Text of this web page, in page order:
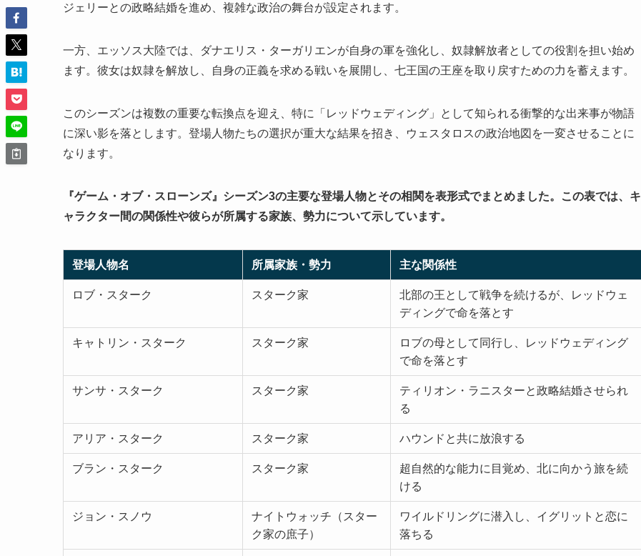
ジェリーとの政略結婚を進め、複雑な政治の舞台が設定されます。
一方、エッソス大陸では、ダナエリス・ターガリエンが自身の軍を強化し、奴隷解放者としての役割を担い始め
ます。彼女は奴隷を解放し、自身の正義を求める戦いを展開し、七王国の王座を取り戻すための力を蓄えます。
このシーズンは複数の重要な転換点を迎え、特に「レッドウェディング」として知られる衝撃的な出来事が物語
に深い影を落とします。登場人物たちの選択が重大な結果を招き、ウェスタロスの政治地図を一変させることに
なります。
『ゲーム・オブ・スローンズ』シーズン3の主要な登場人物とその相関を表形式でまとめました。この表では、キ
ャラクター間の関係性や彼らが所属する家族、勢力について示しています。
登場人物名 所属家族・勢力 主な関係性
ロブ・スターク スターク家
北部の王として戦争を続けるが、レッドウェ
ディングで命を落とす
キャトリン・スターク スターク家
ロブの母として同行し、レッドウェディング
で命を落とす
サンサ・スターク スターク家
ティリオン・ラニスターと政略結婚させられ
る
アリア・スターク スターク家 ハウンドと共に放浪する
ブラン・スターク スターク家
超自然的な能力に目覚め、北に向かう旅を続
ける
ジョン・スノウ
ナイトウォッチ（スター
ク家の庶子）
ワイルドリングに潜入し、イグリットと恋に
落ちる